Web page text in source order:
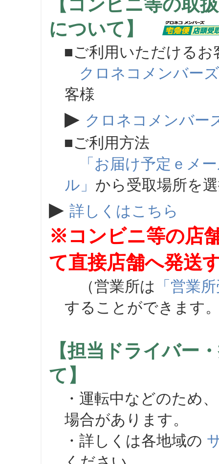
【コンビニ等の取
について】
■ご利用いただけるお
クロネコメンバーズ
客様
▶ クロネコメンバー
■ご利用方法
「お届け予定ｅメ
ル」 から受取場所を
▶ 詳しくはこちら
※コンビニ等の店
て直接店舗へ発送
（営業所は 「営業
することができます
【担当ドライバー
て】
・運転中などのため
場合があります。
・詳しくは各地域の